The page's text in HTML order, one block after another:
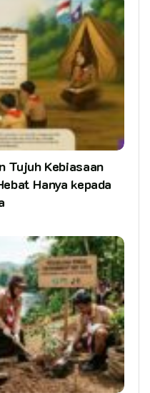
Tujuh Kebiasaan
Hanya kepada